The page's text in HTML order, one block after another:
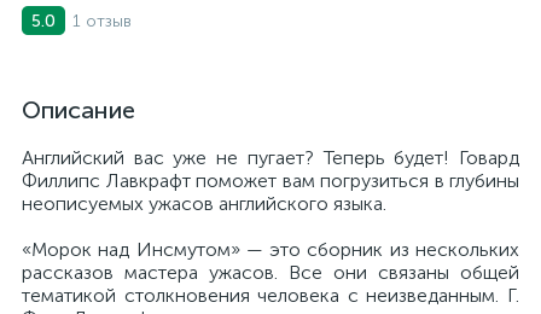
5.0 1 отзыв
Описание
Английский вас уже не пугает? Теперь будет! Говард
Филлипс Лавкрафт поможет вам погрузиться в глубины
неописуемых ужасов английского языка.
«Морок над Инсмутом» — это сборник из нескольких
рассказов мастера ужасов. Все они связаны общей
тематикой столкновения человека с неизведанным. Г.